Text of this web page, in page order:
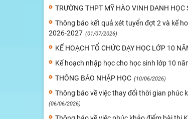
TRƯỜNG THPT MỸ HÀO VINH DANH
Thông báo kết quả xét tuyển đợt 2 và kế
2026-2027 (01/07/2026)
KẾ HOẠCH TỔ CHỨC DẠY HỌC LỚP 10
Kế hoạch nhập học cho học sinh lớp 10
THÔNG BÁO NHẬP HỌC (10/06/2026)
Thông báo về việc thay đổi thời gian phúc
(06/06/2026)